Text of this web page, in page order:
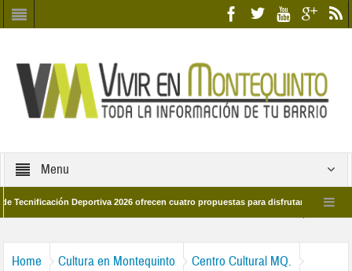
Menu
Deportiva 2026 ofrecen cuatro propuestas para disfrutar del deporte este
Home Cultura en Montequinto Centro Cultural MQ.